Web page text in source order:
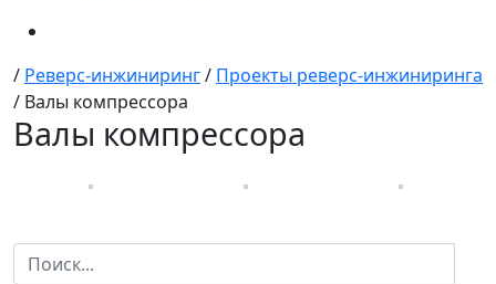
/ Реверс-инжиниринг/ Проекты реверс-инжиниринга
/ Валы компрессора
Валы компрессора